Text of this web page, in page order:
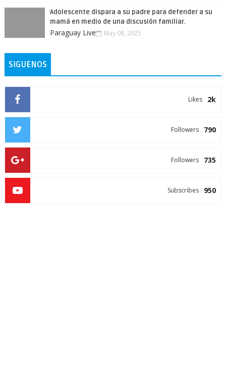
Adolescente dispara a su padre para defender a su
mamá en medio de una discusión familiar.
Paraguay Live May 08, 2025
SIGUENOS
2k
Likes
790
Followers
735
Followers
950
Subscribes